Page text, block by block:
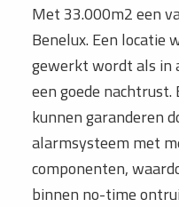
Met 33.000m2 een
Benelux. Een locatie
gewerkt wordt als in
een goede
kunnen garanderen
alarmsysteem met
componenten,
binnen no-time